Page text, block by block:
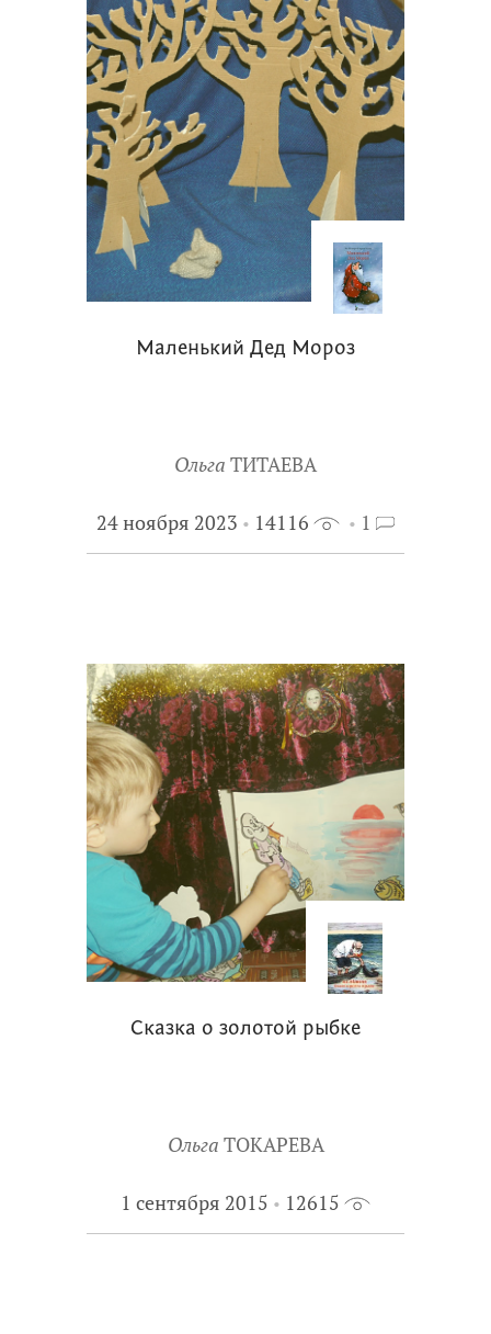
Маленький Дед Мороз
Ольга ТИТАЕВА
24 ноября 2023 14116 1
Сказка о золотой рыбке
Ольга ТОКАРЕВА
1 сентября 2015 12615